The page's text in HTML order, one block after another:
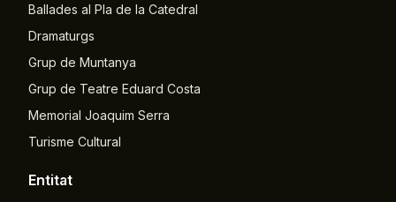
Ballades al Pla de la Catedral
Dramaturgs
Grup de Muntanya
Grup de Teatre Eduard Costa
Memorial Joaquim Serra
Turisme Cultural
Entitat